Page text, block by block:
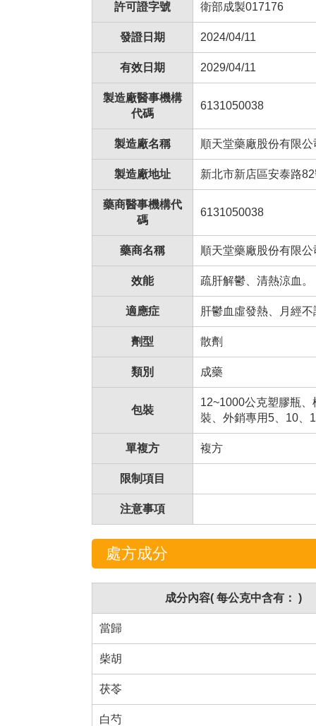
許可證字號 衛部成製017176
發證日期 2024/04/11
有效日期 2029/04/11
製造廠醫事機構
代碼
6131050038
製造廠名稱 順天堂藥廠股份有限
製造廠地址 新北市新店區安泰路
藥商醫事機構代
碼
6131050038
藥商名稱 順天堂藥廠股份有限
效能 疏肝解鬱、清熱涼血。
適應症 肝鬱血虛發熱、月經
劑型 散劑
類別 成藥
包裝
12~1000公克塑膠瓶
裝、外銷專用5、10、
單複方 複方
限制項目
注意事項
處方成分
成分內容( 每公克中含有： )
當歸
柴胡
茯苓
白芍